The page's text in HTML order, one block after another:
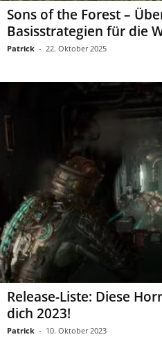
Sons of the Forest –
Basisstrategien für die
Patrick - 22. Oktober 2025
Release-Liste: Diese
dich 2023!
Patrick - 10. Oktober 2023